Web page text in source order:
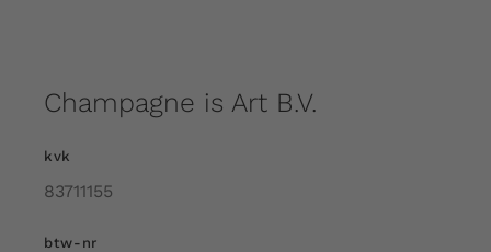
Champagne is Art B.V.
kvk
83711155
btw-nr